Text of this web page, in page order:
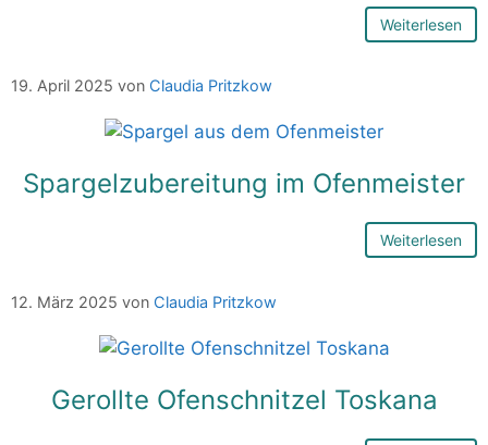
Weiterlesen
19. April 2025 von Claudia Pritzkow
Spargelzubereitung im Ofenmeister
Weiterlesen
12. März 2025 von Claudia Pritzkow
Gerollte Ofenschnitzel Toskana